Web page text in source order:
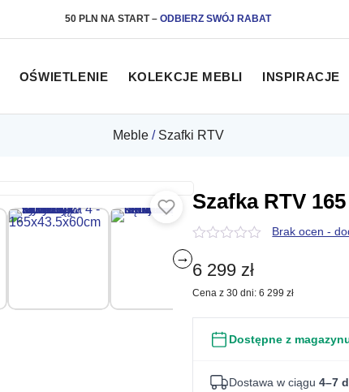
50 PLN NA START– ODBIERZ SWÓJ RABAT
OŚWIETLENIE KOLEKCJE MEBLI INSPIRACJE
Meble/ Szafki RTV
→
Szafka RTV
z
5
Brak ocen -
6 299 zł
Cena z 30 dni: 6 299 zł
Dostępne z
Dostawa w ciągu 4–7